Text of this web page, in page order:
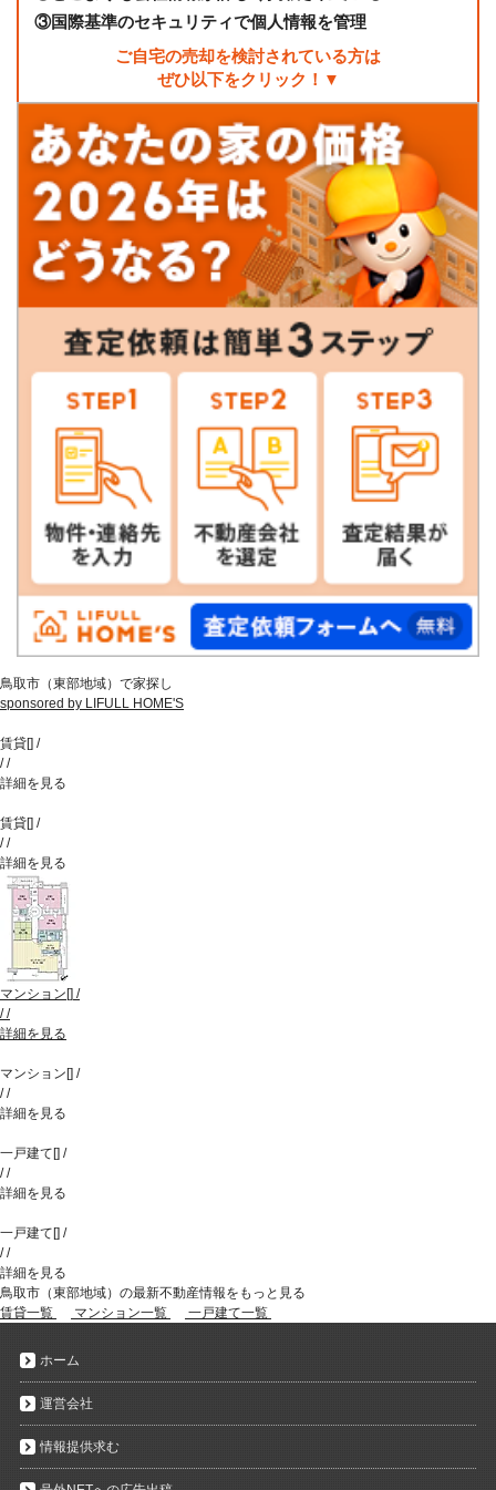
③国際基準のセキュリティで個人情報を管理
ご自宅の売却を検討されている方は
ぜひ以下をクリック！▼
鳥取市（東部地域）で家探し
sponsored by LIFULL HOME'S
賃貸[] /
//
詳細を見る
賃貸[] /
//
詳細を見る
マンション [] /
//
詳細を見る
マンション [] /
//
詳細を見る
一戸建て [] /
//
詳細を見る
一戸建て [] /
//
詳細を見る
鳥取市（東部地域）の最新不動産情報をもっと見る
賃貸一覧
マンション一覧 一戸建て一覧
ホーム
運営会社
情報提供求む